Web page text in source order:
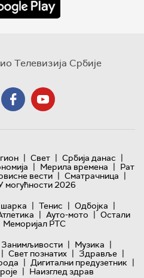
Телевизија Србије
| Свет | Србија данас |
| Мерила времена | Рат
вести | Сматрачница |
могућности 2026
| Тенис | Одбојка |
| Ауто-мото | Остали
Меморијал РТС
Занимљивости | Музика |
| Свет познатих | Здравље |
| Дигитални предузетник |
| Наизглед здрав